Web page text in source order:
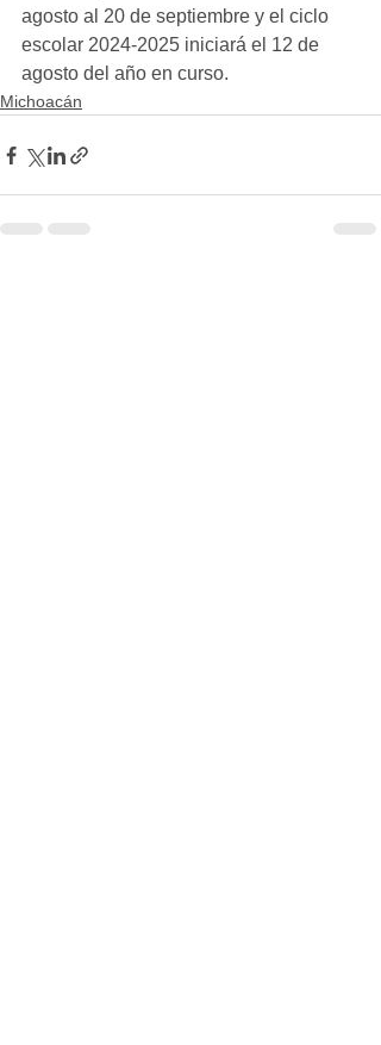
agosto al 20 de septiembre y el ciclo
escolar 2024-2025 iniciará el 12 de
agosto del año en curso.
Michoacán